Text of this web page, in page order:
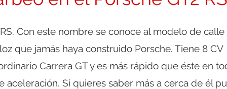
Con este nombre se conoce al modelo de calle
que jamás haya construido Porsche. Tiene 8 CV
Carrera GT y es más rápido que éste en
aceleración. Si quieres saber más a cerca de él